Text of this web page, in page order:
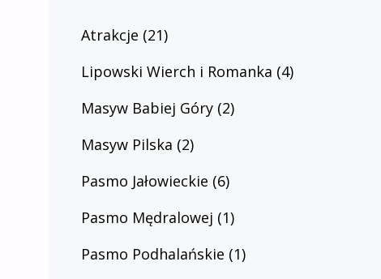
Atrakcje (21)
Lipowski Wierch i Romanka (4)
Masyw Babiej Góry (2)
Masyw Pilska (2)
Pasmo Jałowieckie (6)
Pasmo Mędralowej (1)
Pasmo Podhalańskie (1)